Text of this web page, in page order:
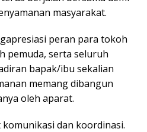
masyarakat.
peran para tokoh
pemuda, serta seluruh
bapak/ibu sekalian
memang dibangun
oleh aparat.
dan koordinasi.